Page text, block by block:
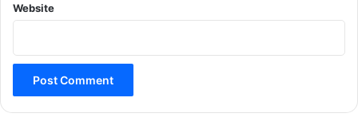
Website